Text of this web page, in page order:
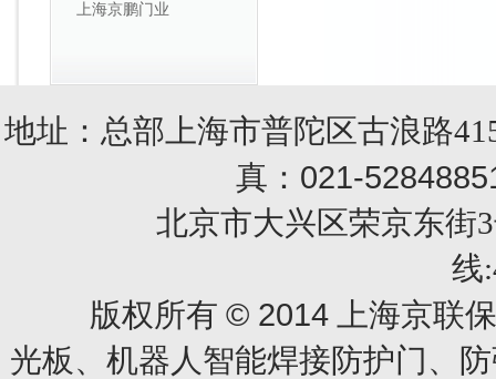
上海京鹏门业
地址：总部上海市普陀区古浪路
真： 021-
北京市大兴区荣京东街3
线
版权所有 © 2014上海京联
光板、机器人智能焊接防护门、